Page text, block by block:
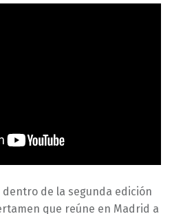
de la segunda edición
que reúne en Madrid a